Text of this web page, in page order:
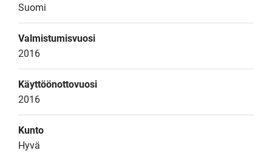
Suomi
Valmistumisvuosi
2016
Käyttöönottovuosi
2016
Kunto
Hyvä